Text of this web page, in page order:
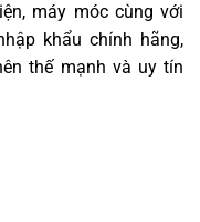
máy móc cùng với
khẩu chính hãng,
thế mạnh và uy tín